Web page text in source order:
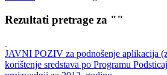
Konkursi i Oglasi
Rezultati pretrage za ""